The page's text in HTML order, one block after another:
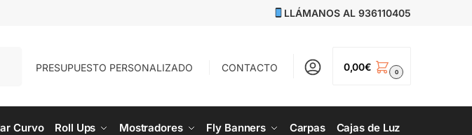
LLÁMANOS AL 936110405
PRESUPUESTO PERSONALIZADO CONTACTO 0,00€ 0
Curvo Roll Ups Mostradores Fly Banners Carpas Cajas de Luz